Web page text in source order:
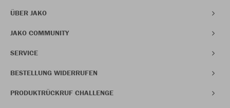
ÜBER JAKO
JAKO COMMUNITY
SERVICE
BESTELLUNG WIDERRUFEN
PRODUKTRÜCKRUF CHALLENGE